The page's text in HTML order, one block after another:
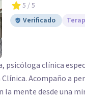
5 / 5
Verificado
psicóloga clínica
Acompaño a
la mente desde una